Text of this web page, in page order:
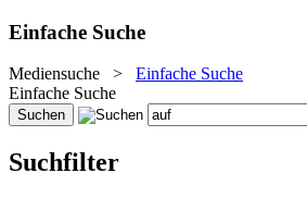
Einfache Suche
Mediensuche > Einfache Suche
Einfache Suche
Suchfilter